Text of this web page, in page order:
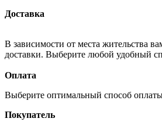
Доставка
В зависимости от места жительства
доставки. Выберите любой удобный
Оплата
Выберите оптимальный способ
Покупатель